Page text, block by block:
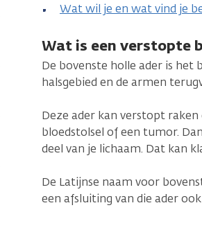
Wat wil je en wat vind je
Wat is een verstopte
De bovenste holle ader is
halsgebied en de armen
Deze ader kan verstopt
bloedstolsel of een tumor.
deel van je lichaam. Dat kan
De Latijnse naam voor
een afsluiting van die ader